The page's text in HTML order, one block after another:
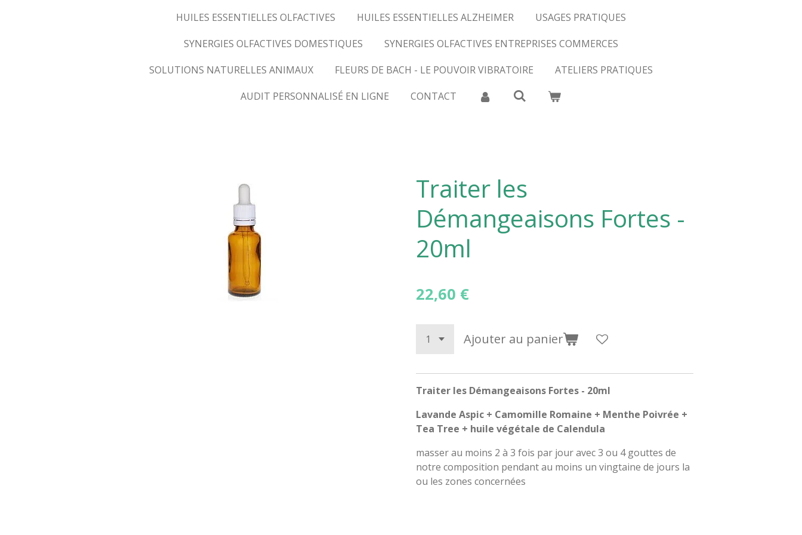
HUILES ESSENTIELLES OLFACTIVES
HUILES ESSENTIELLES ALZHEIMER
USAGES PRATIQUES
SYNERGIES OLFACTIVES DOMESTIQUES
SYNERGIES OLFACTIVES ENTREPRISES COMMERCES
SOLUTIONS NATURELLES ANIMAUX
FLEURS DE BACH - LE POUVOIR VIBRATOIRE
ATELIERS PRATIQUES
AUDIT PERSONNALISÉ EN LIGNE
CONTACT
Traiter les
Démangeaisons Fortes -
20ml
22,60 €
Ajouter au panier
Traiter les Démangeaisons Fortes - 20ml
Lavande Aspic + Camomille Romaine + Menthe Poivrée +
Tea Tree + huile végétale de Calendula
masser au moins 2 à 3 fois par jour avec 3 ou 4 gouttes de
notre composition pendant au moins un vingtaine de jours la
ou les zones concernées